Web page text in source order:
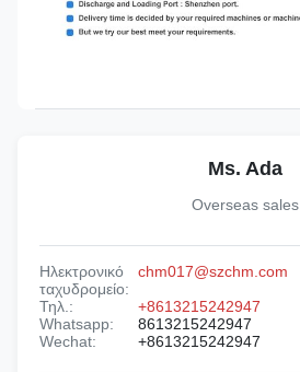
Ms. Ada
Overseas sales
Ηλεκτρονικό
ταχυδρομείο:
chm017@szchm.com
Τηλ.:
+8613215242947
Whatsapp:
8613215242947
Wechat:
+8613215242947